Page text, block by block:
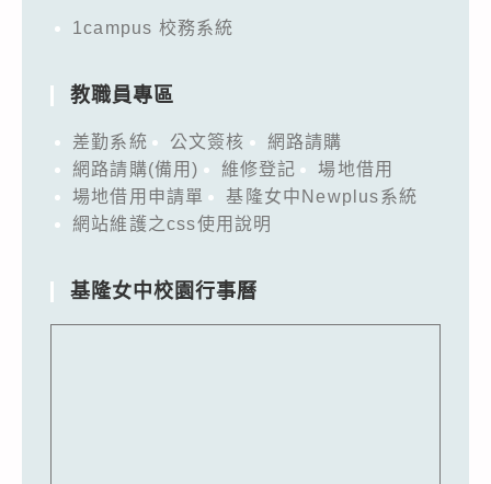
1campus 校務系統
教職員專區
差勤系統 公文簽核
網路請購
網路請購(備用)
維修登記
場地借用
場地借用申請單
基隆女中Newplus系統
網站維護之css使用說明
基隆女中校園行事曆